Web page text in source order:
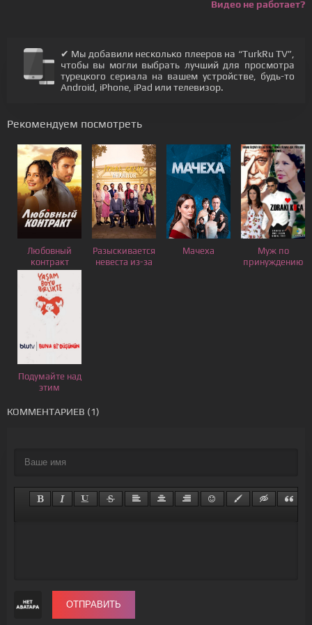
Видео не работает?
✔ Мы добавили несколько плееров на “TurkRu TV”,
чтобы вы могли выбрать лучший для просмотра
турецкого сериала на вашем устройстве, будь-то
Android, iPhone, iPad или телевизор.
Рекомендуем посмотреть
Любовный
контракт
Разыскивается
невеста из-за
Мачеха
Муж по
принуждению
Подумайте над
этим
КОММЕНТАРИЕВ (1)
ОТПРАВИТЬ